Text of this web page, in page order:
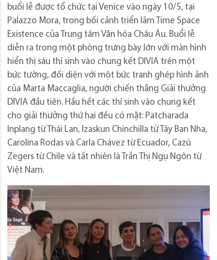
buổi lễ được tổ chức tại Venice vào ngày 10/5, tại
Palazzo Mora, trong bối cảnh triển lãm Time Space
Existence của Trung tâm Văn hóa Châu Âu. Buổi lễ
diễn ra trong một phòng trưng bày lớn với màn hình
hiển thị sáu thí sinh vào chung kết DIVIA trên một
bức tường, đối diện với một bức tranh ghép hình ảnh
của Marta Maccaglia, người chiến thắng Giải thưởng
DIVIA đầu tiên. Hầu hết các thí sinh vào chung kết
cho giải thưởng thứ hai đều có mặt: Patcharada
Inplang từ Thái Lan, Izaskun Chinchilla từ Tây Ban Nha,
Carolina Rodas và Carla Chávez từ Ecuador, Cazú
Zegers từ Chile và tất nhiên là Trần Thị Ngụ Ngôn từ
Việt Nam.